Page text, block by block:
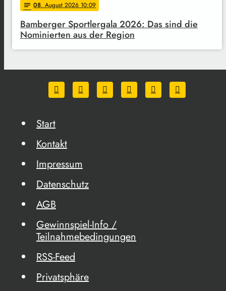
notes 08. August 2026 10:09
Bamberger Sportlergala 2026: Das sind die
Nominierten aus der Region
Start
Kontakt
Impressum
Datenschutz
AGB
Gewinnspiel-Info /
Teilnahmebedingungen
RSS-Feed
Privatsphäre